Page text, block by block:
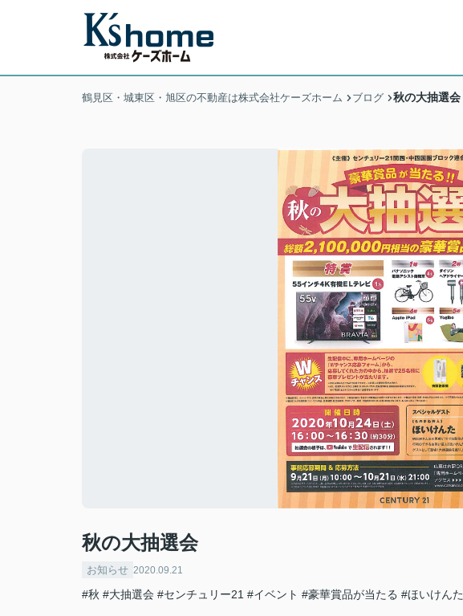
鶴見区・城東区・旭区の不動産は株式会社ケーズホーム ブログ 秋の大抽選会
秋の大抽選会
お知らせ 2020.09.21
#秋 #大抽選会 #センチュリー21 #イベント #豪華賞品が当たる #ほいけんた